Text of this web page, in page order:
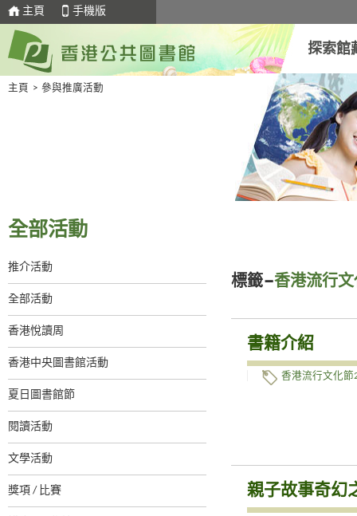
主頁 手機版
探索館
主頁 > 參與推廣活動
全部活動
推介活動
全部活動
香港悅讀周
香港中央圖書館活動
夏日圖書館節
閱讀活動
文學活動
獎項 / 比賽
標籤–香港流行
書籍介紹
香港流行文化節
親子故事奇幻